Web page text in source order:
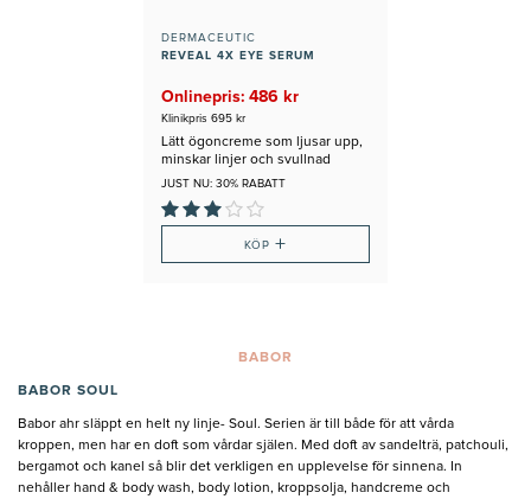
DERMACEUTIC
REVEAL 4X EYE SERUM
Onlinepris: 486 kr
Klinikpris 695 kr
Lätt ögoncreme som ljusar upp,
minskar linjer och svullnad
JUST NU: 30% RABATT
KÖP +
BABOR
BABOR SOUL
Babor ahr släppt en helt ny linje- Soul. Serien är till både för att vårda
kroppen, men har en doft som vårdar själen. Med doft av sandelträ, patchouli,
bergamot och kanel så blir det verkligen en upplevelse för sinnena. In
nehåller hand & body wash, body lotion, kroppsolja, handcreme och